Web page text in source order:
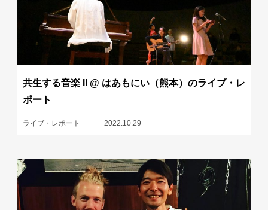
共生する音楽 II @ はあもにい（熊本）のライブ・レ
ポート
ライブ・レポート 2022.10.29